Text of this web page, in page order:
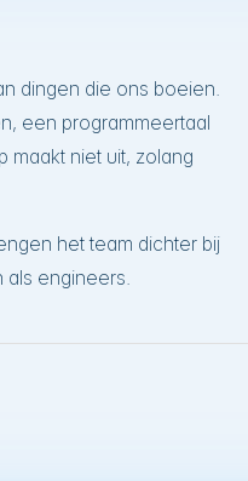
dingen die ons boeien.
een programmeertaal
niet uit, zolang
het team dichter bij
engineers.